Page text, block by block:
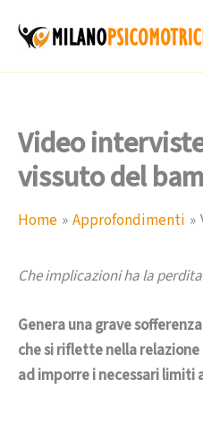
Video
vissuto del
Home Approfondimenti
Che implicazioni ha la
Genera una grave
che si riflette nella
ad imporre i necessari limiti